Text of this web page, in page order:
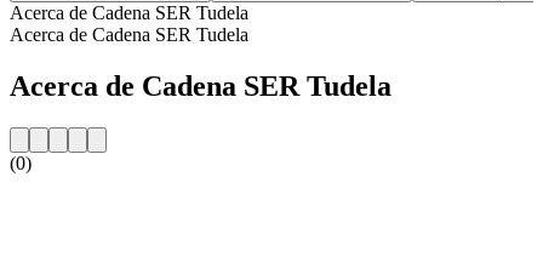
Acerca de Cadena SER Tudela
Acerca de Cadena SER Tudela
Acerca de Cadena SER Tudela
(0)